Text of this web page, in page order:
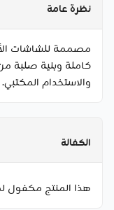
نظرة عامة
كاملة وبنية صلبة من
والاستخدام المكتبي.
الكفالة
هذا المنتج مكفول